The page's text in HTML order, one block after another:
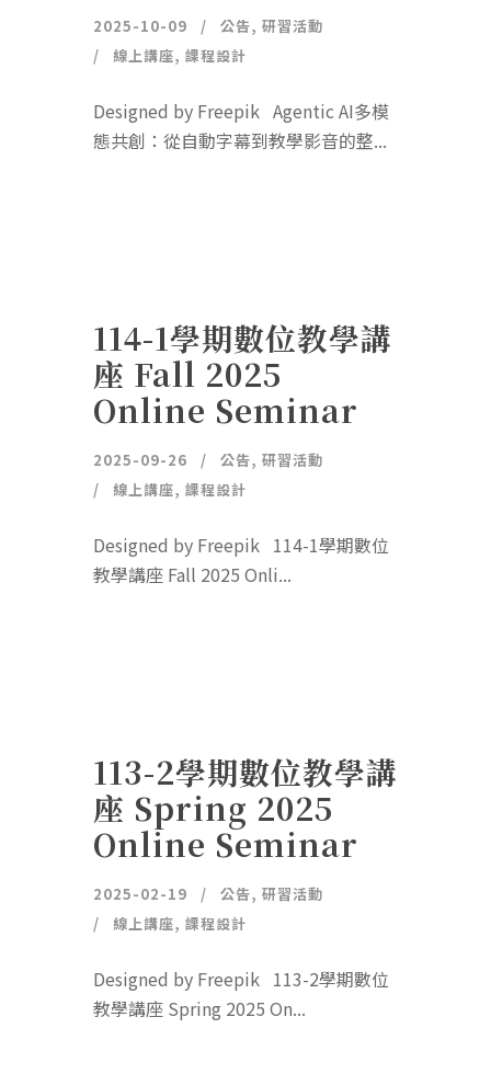
2025-10-09 公告, 研習活動
線上講座, 課程設計
Designed by Freepik Agentic AI多模
態共創：從自動字幕到教學影音的整...
114-1學期數位教學講
座 Fall 2025
Online Seminar
2025-09-26 公告, 研習活動
線上講座, 課程設計
Designed by Freepik 114-1學期數位
教學講座 Fall 2025 Onli...
113-2學期數位教學講
座 Spring 2025
Online Seminar
2025-02-19 公告, 研習活動
線上講座, 課程設計
Designed by Freepik 113-2學期數位
教學講座 Spring 2025 On...